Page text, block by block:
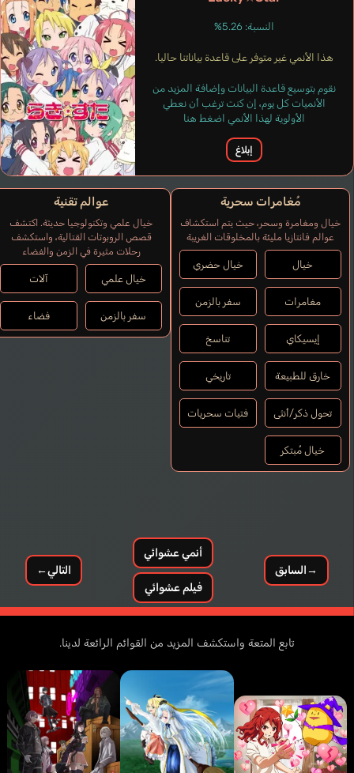
إسباني
النسبة: 5.26%
هذا الأنمي غير متوفر على قاعدة بياناتنا حاليا.
نقوم بتوسيع قاعدة البيانات وإضافة المزيد من
الأنميات كل يوم، إن كنت ترغب أن نعطي
الأولوية لهذا الأنمي اضغط هنا
إبلاغ
مُغامرات سحرية
خيال ومغامرة وسحر، حيث يتم استكشاف
عوالم فانتازيا مليئة بالمخلوقات الغريبة
خيال خيال حضري
مغامرات سفر بالزمن
إيسيكاي تناسخ
خارق للطبيعة تاريخي
تحول ذكر/أنثى فتيات سحريات
خيال مُبتكر
عوالم تقنية
خيال علمي وتكنولوجيا حديثة. اكتشف
قصص الروبوتات القتالية، واستكشف
رحلات مثيرة في الزمن والفضاء
خيال علمي آلات
سفر بالزمن فضاء
→السابق
أنمي عشوائي
فيلم عشوائي
التالي←
تابع المتعة واستكشف المزيد من القوائم الرائعة لدينا.